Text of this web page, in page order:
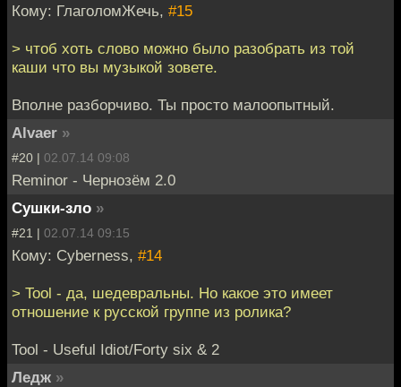
Кому: ГлаголомЖечь, #15
> чтоб хоть слово можно было разобрать из той
каши что вы музыкой зовете.
Вполне разборчиво. Ты просто малоопытный.
Alvaer »
#20 | 02.07.14 09:08
Reminor - Чернозём 2.0
Сушки-зло »
#21 | 02.07.14 09:15
Кому: Cyberness, #14
> Tool - да, шедевральны. Но какое это имеет
отношение к русской группе из ролика?
Tool - Useful Idiot/Forty six & 2
Ледж »